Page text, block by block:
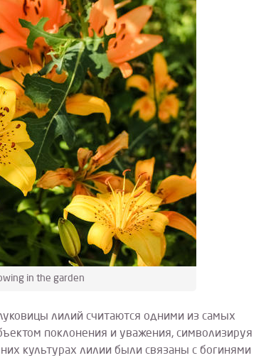
in the garden
лилий считаются одними из самых
поклонения и уважения, символизируя
культурах лилии были связаны с богинями